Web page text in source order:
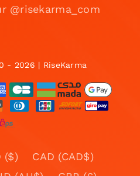
@risekarma_com
- 2026 | RiseKarma
($)
CAD (CAD$)